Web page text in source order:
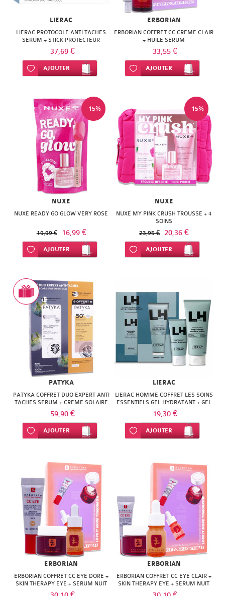
LIERAC
LIERAC PROTOCOLE ANTI TACHES
SERUM + STICK PROTECTEUR
37,69 €
Ajouter à ma liste d’envie
AJOUTER
ERBORIAN
ERBORIAN COFFRET CC CREME CLAIR
+ HUILE SERUM
33,55 €
Ajouter à ma liste d’envie
AJOUTER
-15%
NUXE
NUXE READY GO GLOW VERY ROSE
19,99 € 16,99 €
Ajouter à ma liste d’envie
AJOUTER
-15%
NUXE
NUXE MY PINK CRUSH TROUSSE + 4
SOINS
23,95 € 20,36 €
Ajouter à ma liste d’envie
AJOUTER
PATYKA
PATYKA COFFRET DUO EXPERT ANTI
TACHES SERUM + CREME SOLAIRE
59,90 €
Ajouter à ma liste d’envie
AJOUTER
LIERAC
LIERAC HOMME COFFRET LES SOINS
ESSENTIELS GEL HYDRATANT + GEL
DOUCHE +
19,30 €
Ajouter à ma liste d’envie
AJOUTER
ERBORIAN
ERBORIAN COFFRET CC EYE DORE +
SKIN THERAPY EYE + SERUM NUIT
ERBORIAN
ERBORIAN COFFRET CC EYE CLAIR +
SKIN THERAPY EYE + SERUM NUIT